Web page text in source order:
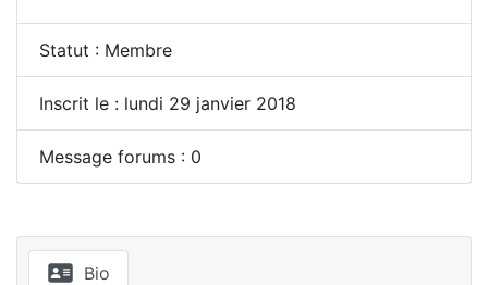
Statut : Membre
Inscrit le : lundi 29 janvier 2018
Message forums : 0
Bio